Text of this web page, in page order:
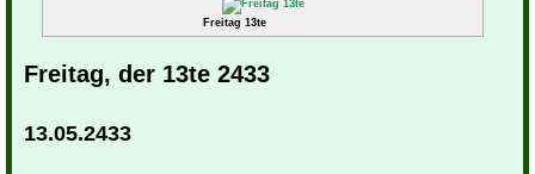
Freitag 13te
Freitag, der 13te 2433
13.05.2433